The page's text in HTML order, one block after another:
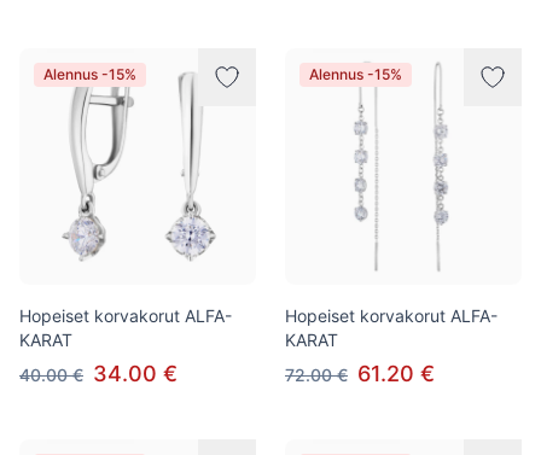
Alennus -15%
Hopeiset korvakorut ALFA-
KARAT
40.00 € 34.00 €
Alennus -15%
Hopeiset korvakorut ALFA-
KARAT
72.00 € 61.20 €